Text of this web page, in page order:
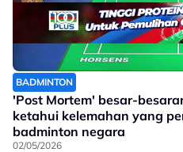
BADMINTON
'Post Mortem' besar-
ketahui kelemahan yang
badminton negara
02/05/2026